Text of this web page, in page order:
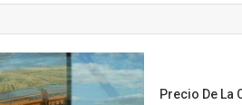
Precio De La